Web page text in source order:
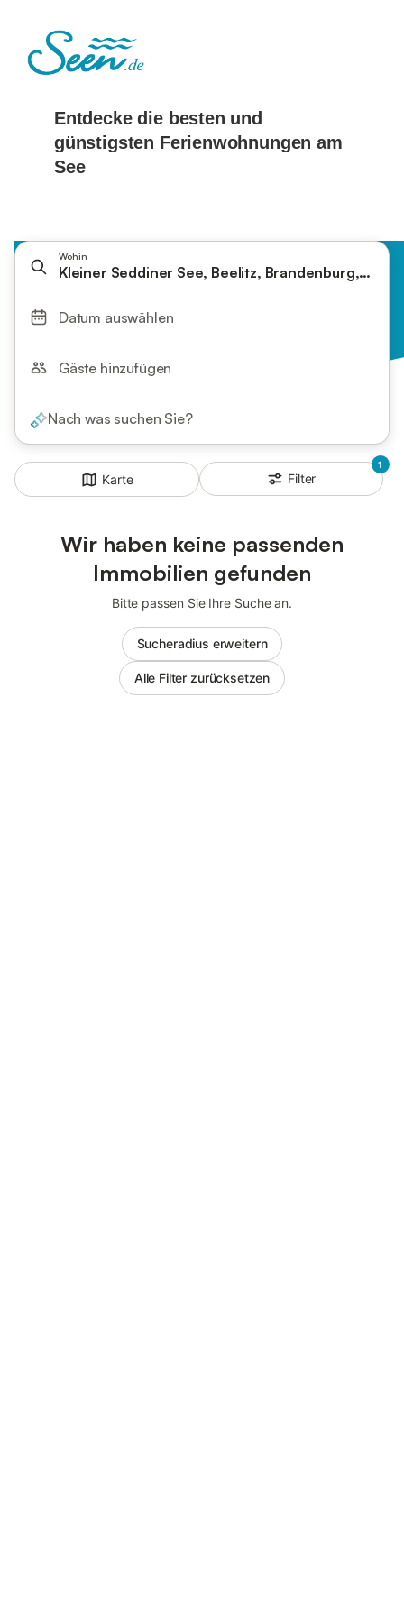
Wohin
Kleiner Seddiner See, Beelitz, Brandenburg,
Datum auswählen
Gäste hinzufügen
Nach was suchen Sie?
Karte
1
Filter
Wir haben keine passenden
Immobilien gefunden
Bitte passen Sie Ihre Suche an.
Sucheradius erweitern
Alle Filter zurücksetzen